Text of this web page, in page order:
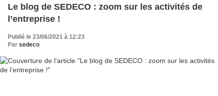
Le blog de SEDECO : zoom sur les activités de
l’entreprise !
Publié le 23/06/2021 à 12:23
Par sedeco